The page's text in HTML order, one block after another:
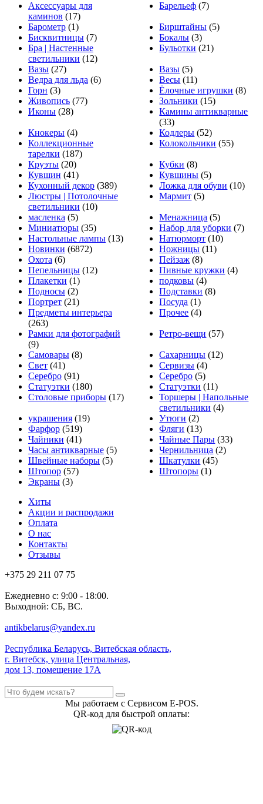
Аксессуары для
каминов (17)
Барельеф (7)
Барометр (1) Бирштайны (5)
Бисквитницы (7) Бокалы (3)
Бра | Настенные
светильники (12)
Бульотки (21)
Вазы (27) Вазы (5)
Ведра для льда (6) Весы (11)
Горн (3) Ёлочные игрушки (8)
Живопись (77) Зольники (15)
Иконы (28)
Камины антикварные
(33)
Кнокеры (4) Кодлеры (52)
Коллекционные
тарелки (187)
Колокольчики (55)
Круэты (20) Кубки (8)
Кувшин (41) Кувшины (5)
Кухонный декор (389) Ложка для обуви (10)
Люстры | Потолочные
светильники (10)
Мармит (5)
масленка (5) Менажница (5)
Миниатюры (35) Набор для уборки (7)
Настольные лампы (13) Натюрморт (10)
Новинки (6872) Ножницы (11)
Охота (6) Пейзаж (8)
Пепельницы (12) Пивные кружки (4)
Плакетки (1) подковы (4)
Подносы (2) Подставки (8)
Портрет (21) Посуда (1)
Предметы интерьера
(263)
Прочее (4)
Рамки для фотографий
(9)
Ретро-вещи (57)
Самовары (8) Сахарницы (12)
Свет (41) Сервизы (4)
Серебро (91) Серебро (5)
Статуэтки (180) Статуэтки (11)
Столовые приборы (17)
Торшеры | Напольные
светильники (4)
украшения (19) Утюги (2)
Фарфор (519) Фляги (13)
Чайники (41) Чайные Пары (33)
Часы антикварные (5) Чернильница (2)
Швейные наборы (5) Шкатулки (45)
Штопор (57) Штопоры (1)
Экраны (3)
Хиты
Акции и распродажи
Оплата
О нас
Контакты
Отзывы
+375 29 211 07 75
Ежедневно с: 9:00 - 18:00.
Выходной: СБ, ВС.
antikbelarus@yandex.ru
Республика Беларусь, Витебская область,
г. Витебск, улица Центральная,
дом 13, помещение 17А
Мы работаем с Сервисом E-POS.
QR-код для быстрой оплаты: